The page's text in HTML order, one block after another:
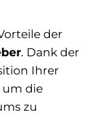
der
. Dank der
Ihrer
um die
zu